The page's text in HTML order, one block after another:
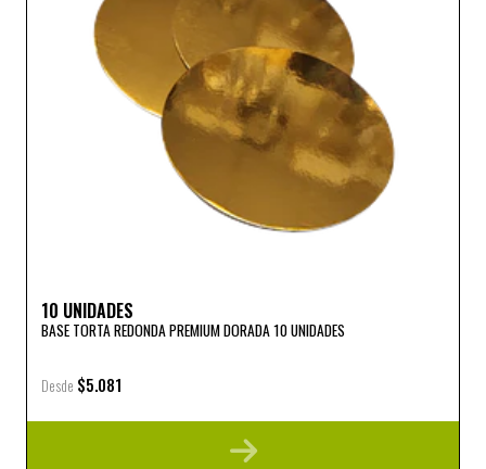
10 UNIDADES
BASE TORTA REDONDA PREMIUM DORADA 10 UNIDADES
Desde $5.081